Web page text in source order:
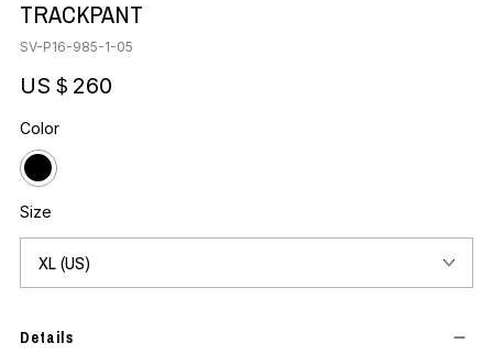
TRACKPANT
SV-P16-985-1-05
US＄260
Color
Size
Details